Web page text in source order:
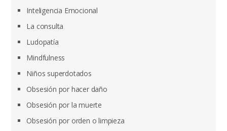
Inteligencia Emocional
La consulta
Ludopatía
Mindfulness
Niños superdotados
Obsesión por hacer daño
Obsesión por la muerte
Obsesión por orden o limpieza